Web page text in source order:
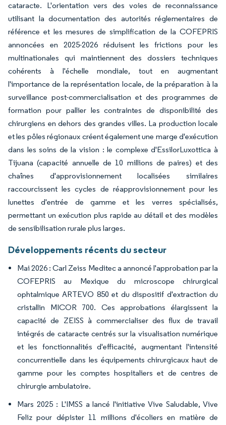
cataracte. L'orientation vers des voies de reconnaissance
utilisant la documentation des autorités réglementaires de
référence et les mesures de simplification de la COFEPRIS
annoncées en 2025-2026 réduisent les frictions pour les
multinationales qui maintiennent des dossiers techniques
cohérents à l'échelle mondiale, tout en augmentant
l'importance de la représentation locale, de la préparation à la
surveillance post-commercialisation et des programmes de
formation pour pallier les contraintes de disponibilité des
chirurgiens en dehors des grandes villes. La production locale
et les pôles régionaux créent également une marge d'exécution
dans les soins de la vision : le complexe d'EssilorLuxottica à
Tijuana (capacité annuelle de 10 millions de paires) et des
chaînes d'approvisionnement localisées similaires
raccourcissent les cycles de réapprovisionnement pour les
lunettes d'entrée de gamme et les verres spécialisés,
permettant un exécution plus rapide au détail et des modèles
de sensibilisation rurale plus larges.
Développements récents du secteur
Mai 2026 : Carl Zeiss Meditec a annoncé l'approbation par la
COFEPRIS au Mexique du microscope chirurgical
ophtalmique ARTEVO 850 et du dispositif d'extraction du
cristallin MICOR 700. Ces approbations élargissent la
capacité de ZEISS à commercialiser des flux de travail
intégrés de cataracte centrés sur la visualisation numérique
et les fonctionnalités d'efficacité, augmentant l'intensité
concurrentielle dans les équipements chirurgicaux haut de
gamme pour les comptes hospitaliers et de centres de
chirurgie ambulatoire.
Mars 2025 : L'IMSS a lancé l'initiative Vive Saludable, Vive
Feliz pour dépister 11 millions d'écoliers en matière de